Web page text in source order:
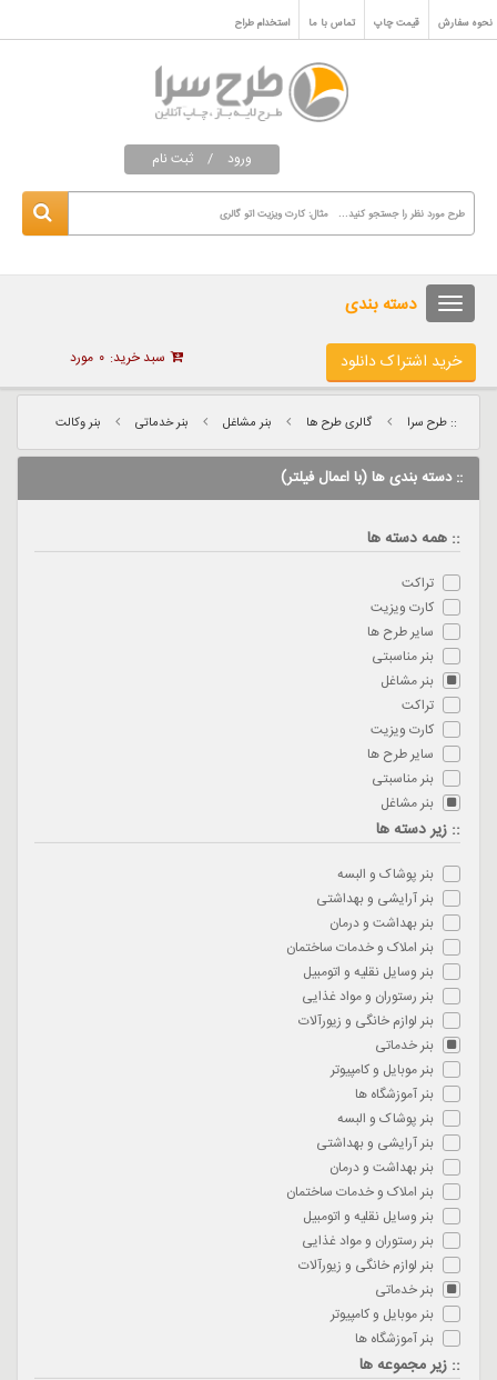
نحوه سفارش قیمت چاپ تماس با ما استخدام طراح
ورود / ثبت نام
دسته بندی
خرید اشتراک دانلود سبد خرید: ۰ مورد
:: طرح سرا گالری طرح ها بنر مشاغل بنر خدماتی بنر وکالت
:: دسته بندی ها (با اعمال فیلتر)
:: همه دسته ها
تراکت
کارت ویزیت
سایر طرح ها
بنر مناسبتی
بنر مشاغل
تراکت
کارت ویزیت
سایر طرح ها
بنر مناسبتی
بنر مشاغل
:: زیر دسته ها
بنر پوشاک و البسه
بنر آرایشی و بهداشتی
بنر بهداشت و درمان
بنر املاک و خدمات ساختمان
بنر وسایل نقلیه و اتومبیل
بنر رستوران و مواد غذایی
بنر لوازم خانگی و زیورآلات
بنر خدماتی
بنر موبایل و کامپیوتر
بنر آموزشگاه ها
بنر پوشاک و البسه
بنر آرایشی و بهداشتی
بنر بهداشت و درمان
بنر املاک و خدمات ساختمان
بنر وسایل نقلیه و اتومبیل
بنر رستوران و مواد غذایی
بنر لوازم خانگی و زیورآلات
بنر خدماتی
بنر موبایل و کامپیوتر
بنر آموزشگاه ها
:: زیر مجموعه ها